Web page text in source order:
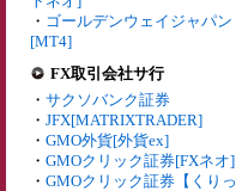
・ ゴールデンウェイジャパン
[MT4]
FX取引会社サ行
・ サクソバンク証券
・ JFX[MATRIXTRADER]
・ GMO外貨[外貨ex]
・ GMOクリック証券[FXネオ]
・ GMOクリック証券【くりっ